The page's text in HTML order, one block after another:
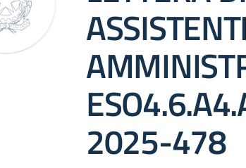
ASSISTENTI
2025-478